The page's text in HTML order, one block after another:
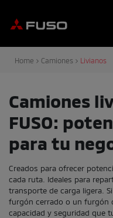
Home Camiones Livianos
Camiones
FUSO:
para tu
Creados para ofrecer
cada ruta. Ideales para
transporte de carga ligera.
furgón cerrado o un furgón
capacidad y seguridad que